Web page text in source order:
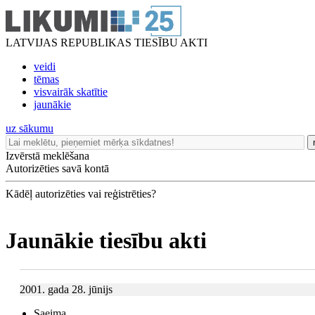
LATVIJAS REPUBLIKAS TIESĪBU AKTI
veidi
tēmas
visvairāk skatītie
jaunākie
uz sākumu
Izvērstā meklēšana
Autorizēties savā kontā
Kādēļ autorizēties vai reģistrēties?
Jaunākie tiesību akti
2001. gada 28. jūnijs